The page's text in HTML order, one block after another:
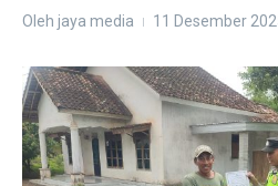
Oleh jaya media 11 Desember